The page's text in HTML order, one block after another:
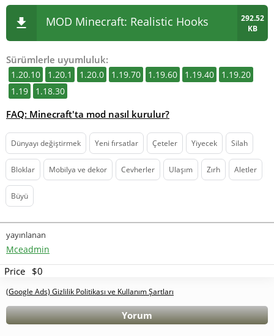
MOD Minecraft: Realistic Hooks
292.52
KB
Sürümlerle uyumluluk:
1.20.10 1.20.1 1.20.0 1.19.70 1.19.60 1.19.40
1.19.20
1.19
1.18.30
FAQ: Minecraft'ta mod nasıl kurulur?
Dünyayı değiştirmek Yeni fırsatlar Çeteler Yiyecek Silah
Bloklar Mobilya ve dekor Cevherler Ulaşım Zırh Aletler
Büyü
yayınlanan
Mceadmin
Price $0
(Google Ads) Gizlilik Politikası ve Kullanım Şartları
Yorum